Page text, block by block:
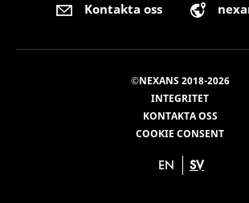
Kontakta oss
©NEXANS 2018-2026
INTEGRITET
KONTAKTA OSS
COOKIE CONSENT
EN SV